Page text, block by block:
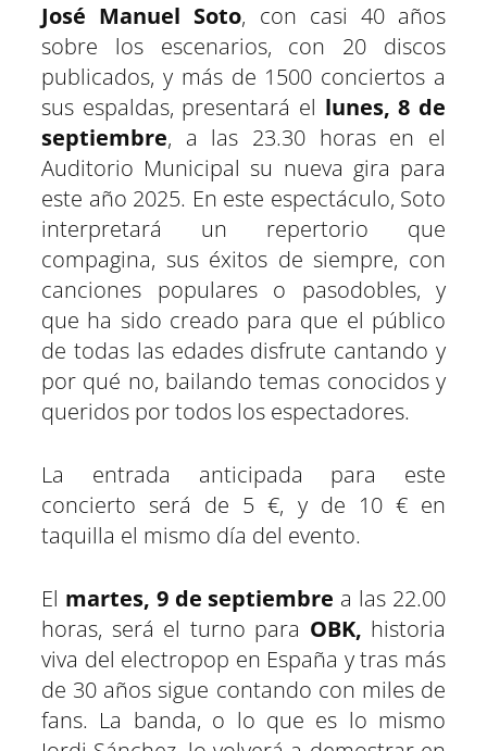
José Manuel Soto, con casi 40 años
sobre los escenarios, con 20 discos
publicados, y más de 1500 conciertos a
sus espaldas, presentará el lunes, 8 de
septiembre, a las 23.30 horas en el
Auditorio Municipal su nueva gira para
este año 2025. En este espectáculo, Soto
interpretará un repertorio que
compagina, sus éxitos de siempre, con
canciones populares o pasodobles, y
que ha sido creado para que el público
de todas las edades disfrute cantando y
por qué no, bailando temas conocidos y
queridos por todos los espectadores.
La entrada anticipada para este
concierto será de 5 €, y de 10 € en
taquilla el mismo día del evento.
El martes, 9 de septiembre a las 22.00
horas, será el turno para OBK, historia
viva del electropop en España y tras más
de 30 años sigue contando con miles de
fans. La banda, o lo que es lo mismo